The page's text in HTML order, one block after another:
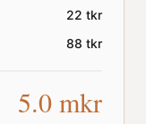
22 tkr
88 tkr
5.0 mkr